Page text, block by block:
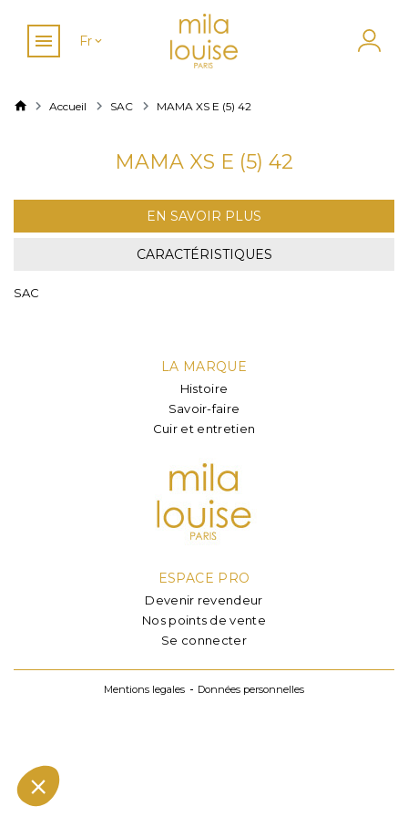
Fr
Accueil SAC MAMA XS E (5) 42
MAMA XS E (5) 42
EN SAVOIR PLUS
CARACTÉRISTIQUES
SAC
LA MARQUE
Histoire
Savoir-faire
Cuir et entretien
ESPACE PRO
Devenir revendeur
Nos points de vente
Se connecter
Mentions legales Données personnelles